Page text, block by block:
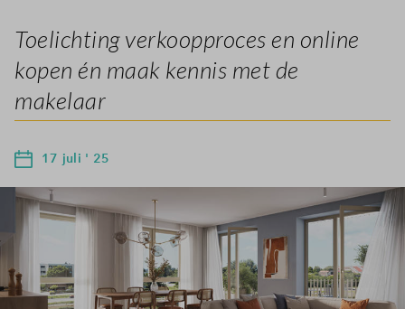
Toelichting verkoopproces en online
kopen én maak kennis met de
makelaar
17 juli ' 25